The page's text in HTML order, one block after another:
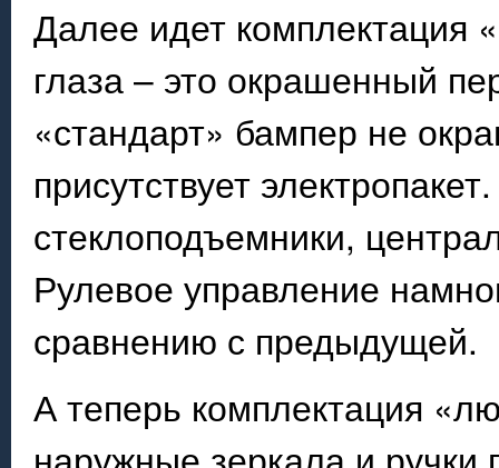
Далее идет комплектация
глаза – это окрашенный
«стандарт» бампер не
присутствует
стеклоподъемники,
Рулевое управление
сравнению с предыдущей.
А теперь комплектация